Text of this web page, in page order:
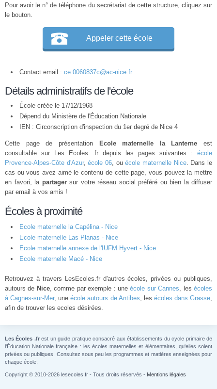
Pour avoir le n° de téléphone du secrétariat de cette structure, cliquez sur
le bouton.
Appeler cette école
Contact email : ce.0060837c@ac-nice.fr
Détails administratifs de l'école
École créée le 17/12/1968
Dépend du Ministère de l'Éducation Nationale
IEN : Circonscription d'inspection du 1er degré de Nice 4
Cette page de présentation Ecole maternelle la Lanterne est
consultable sur Les Ecoles .fr depuis les pages suivantes : école
Provence-Alpes-Côte d'Azur,école 06, ouécole maternelle Nice. Dans le
cas ou vous avez aimé le contenu de cette page, vous pouvez la mettre
en favori, la partagersur votre réseau social préféré ou bien la diffuser
par email à vos amis !
Écoles à proximité
Ecole maternelle la Capélina - Nice
Ecole maternelle Las Planas - Nice
Ecole maternelle annexe de l'IUFM Hyvert - Nice
Ecole maternelle Macé - Nice
Retrouvez à travers LesEcoles.fr d'autres écoles, privées ou publiques,
autours de Nice, comme par exemple : uneécole sur Cannes, lesécoles
à Cagnes-sur-Mer, uneécole autours de Antibes, les écoles dans Grasse,
afin de trouver les ecoles désirées.
Les Écoles .frest un guide pratique consacré aux établissements du cycle primaire de
l'Éducation Nationale française : les écoles maternelles et élémentaires, qu'elles soient
privées ou publiques. Consultez sous peu les programmes et matières enseignées pour
chaque école.
Copyright © 2010-2026 lesecoles.fr - Tous droits réservés - Mentions légales